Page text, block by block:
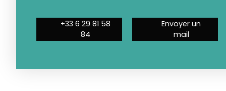
+33 6 29 81 58
84
Envoyer un
mail